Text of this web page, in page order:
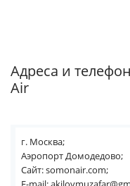
Адреса и
Air
г. Москва;
Аэропорт Домодедово;
Сайт: somonair.com;